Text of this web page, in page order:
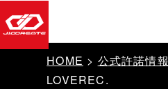
HOME > 公式許諾情報
LOVEREC.